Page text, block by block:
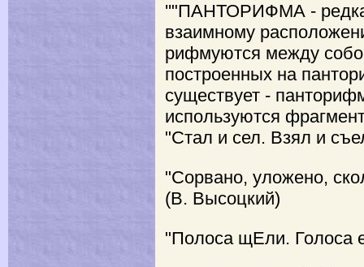
''"ПАНТОРИФМА -
взаимному
рифмуются между
построенных на
существует -
используются
"Стал и сел. Взял и
"Сорвано, уложено,
(В. Высоцкий)
"Полоса щЕли. Голоса